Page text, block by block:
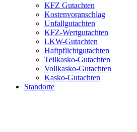
KFZ Gutachten
Kostenvoranschlag
Unfallgutachten
KFZ-Wertgutachten
LKW-Gutachten
Haftpflichtgutachten
Teilkasko-Gutachten
Vollkasko-Gutachten
Kasko-Gutachten
Standorte